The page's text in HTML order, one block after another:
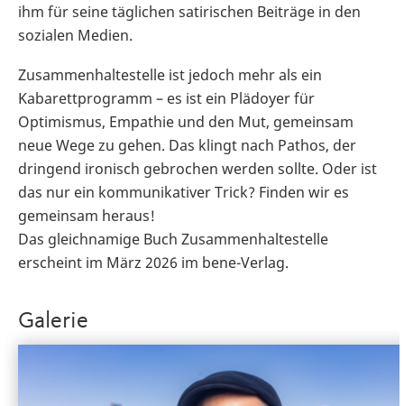
ihm für seine täglichen satirischen Beiträge in den
sozialen Medien.
Zusammenhaltestelle ist jedoch mehr als ein
Kabarettprogramm – es ist ein Plädoyer für
Optimismus, Empathie und den Mut, gemeinsam
neue Wege zu gehen. Das klingt nach Pathos, der
dringend ironisch gebrochen werden sollte. Oder ist
das nur ein kommunikativer Trick? Finden wir es
gemeinsam heraus!
Das gleichnamige Buch Zusammenhaltestelle
erscheint im März 2026 im bene-Verlag.
Galerie